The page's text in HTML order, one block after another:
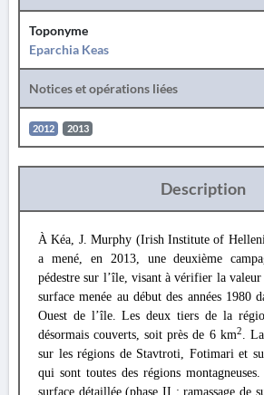
Toponyme
Eparchia Keas
Notices et opérations liées
2012 2013
Description
À Kéa, J. Murphy (Irish Institute of
a mené, en 2013, une deuxième
pédestre sur l’île, visant à vérifier la
surface menée au début des années 1980
Ouest de l’île. Les deux tiers de la
désormais couverts, soit près de 6 km2.
sur les régions de Stavtroti, Fotimari et
qui sont toutes des régions
surface détaillée (phase II : ramassage de